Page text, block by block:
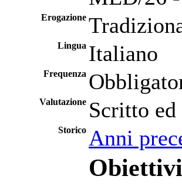
Erogazione
Lingua Italiano
Frequenza
Valutazione Scritto ed
Storico Anni